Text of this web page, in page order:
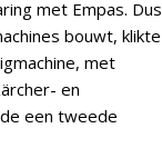
met Empas. Dus
bouwt, klikte
met
en
een tweede